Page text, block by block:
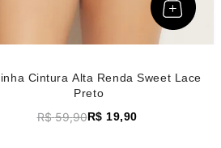
Cintura Alta Renda Sweet Lace
Preto
R$ 59,90R$ 19,90